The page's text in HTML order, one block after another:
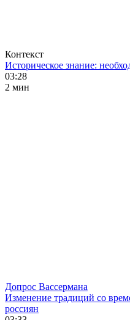
Контекст
Историческое знание:
03:28
2 мин
Допрос Вассермана
Изменение традиций со
россиян